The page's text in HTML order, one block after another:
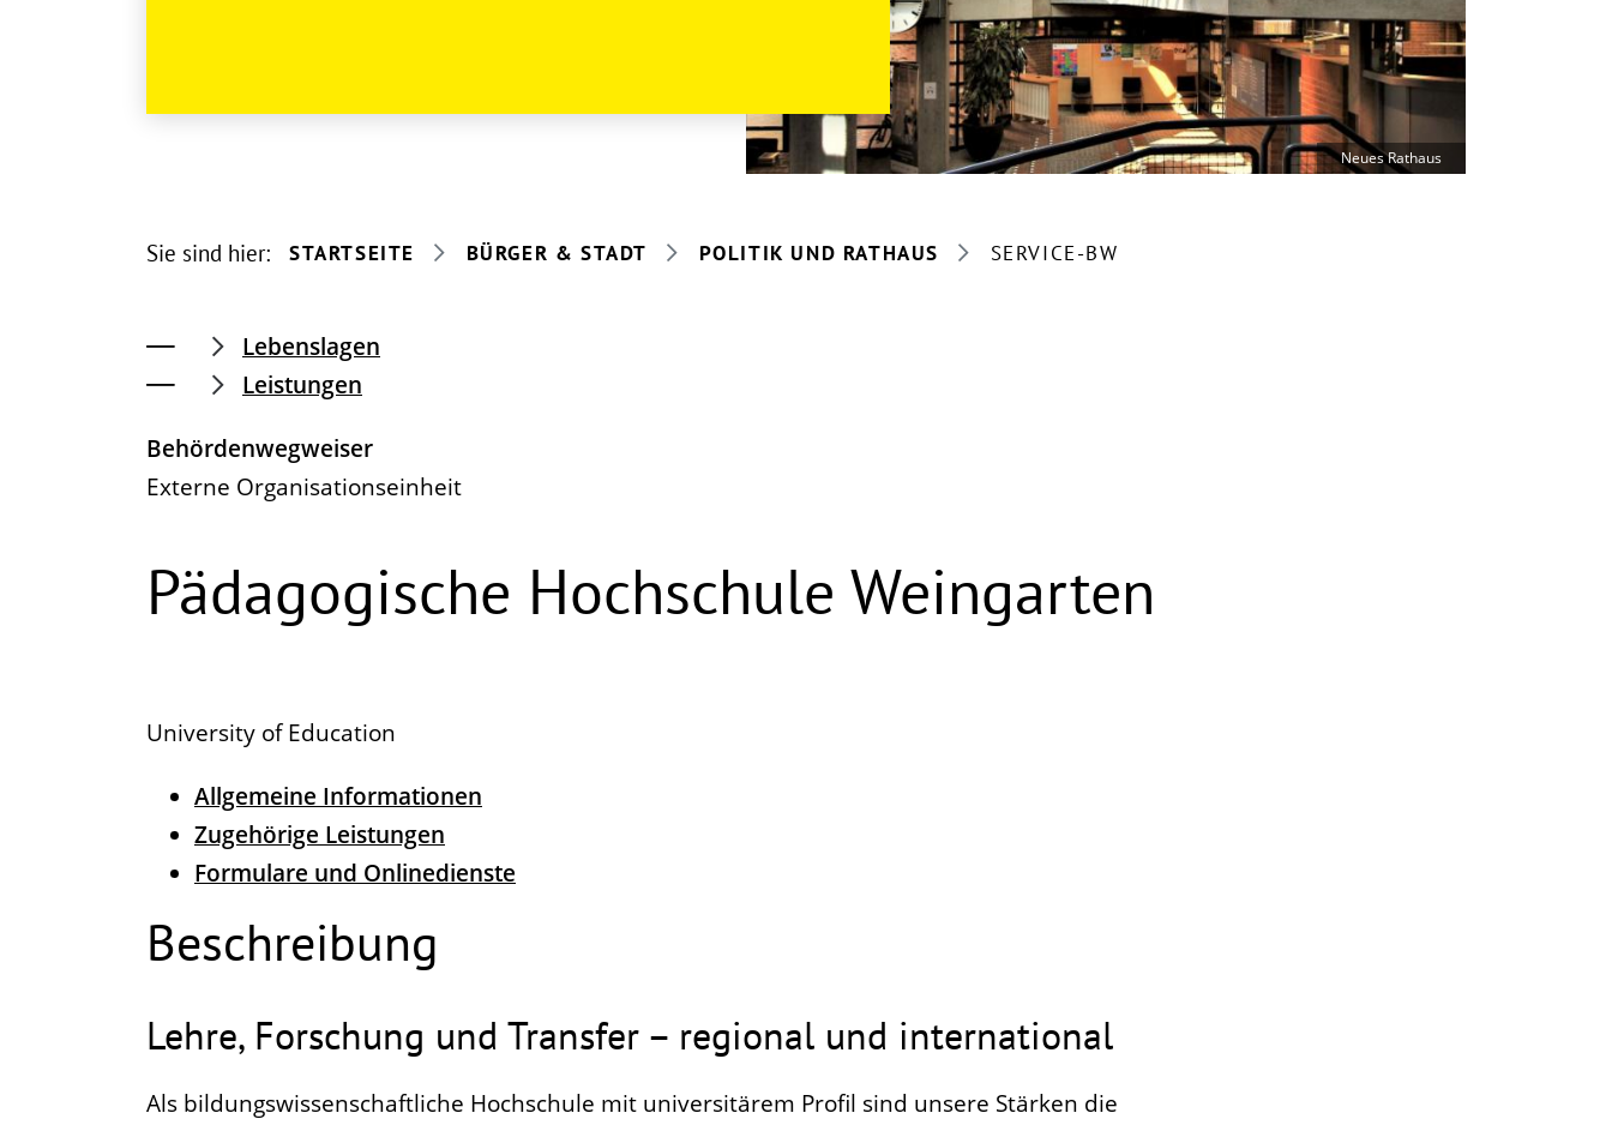
Neues Rathaus
Sie sind hier: STARTSEITE BÜRGER & STADT POLITIK UND RATHAUS SERVICE-BW
Lebenslagen
Leistungen
Behördenwegweiser
Externe Organisationseinheit
Pädagogische Hochschule Weingarten
University of Education
Allgemeine Informationen
Zugehörige Leistungen
Formulare und Onlinedienste
Beschreibung
Lehre, Forschung und Transfer – regional und international
Als bildungswissenschaftliche Hochschule mit universitärem Profil sind unsere Stärken die